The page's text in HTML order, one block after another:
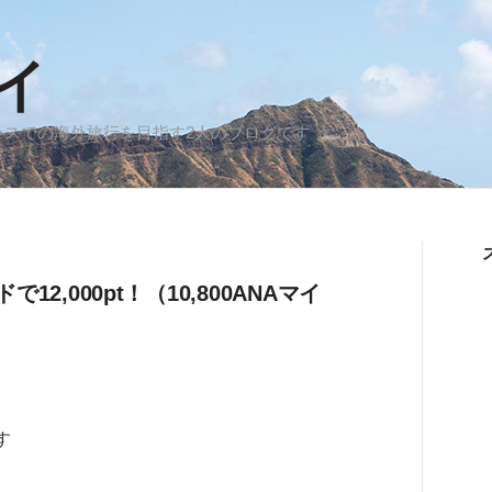
での海外旅行を目指す2人のブログです
で12,000pt！（10,800ANAマイ